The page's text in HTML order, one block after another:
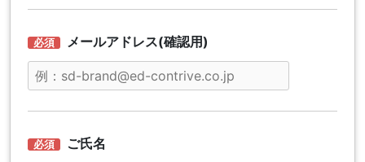
メールアドレス(確認用)
ご氏名